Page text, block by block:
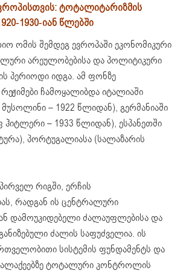
ტოტალიტარიზმის
1930-იან წლებში
ომის შემდეგ ევროპაში ეკონომიკური
არეულობებისა და პოლიტიკური
პერიოდი იდგა. ამ ფონზე
ჩამოყალიბდა იტალიაში
მუსოლინი – 1922 წლიდან), გერმანიაში
– 1933 წლიდან), ესპანეთში
პორტუგალიასა (სალაზარის
რიგში, ერჩის
რადგან ის ცენტრალური
დამოუკიდებელი ძალაუფლებისა და
ძალის საფუძველია. ის
სისტემის ფუნდამენტს და
ტოტალური კონტროლის